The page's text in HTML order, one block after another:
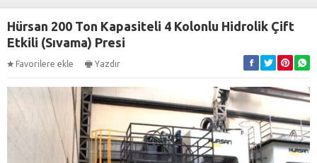
Hürsan 200 Ton Kapasiteli 4 Kolonlu Hidrolik Çift
Etkili (Sıvama) Presi
Favorilere ekle Yazdır